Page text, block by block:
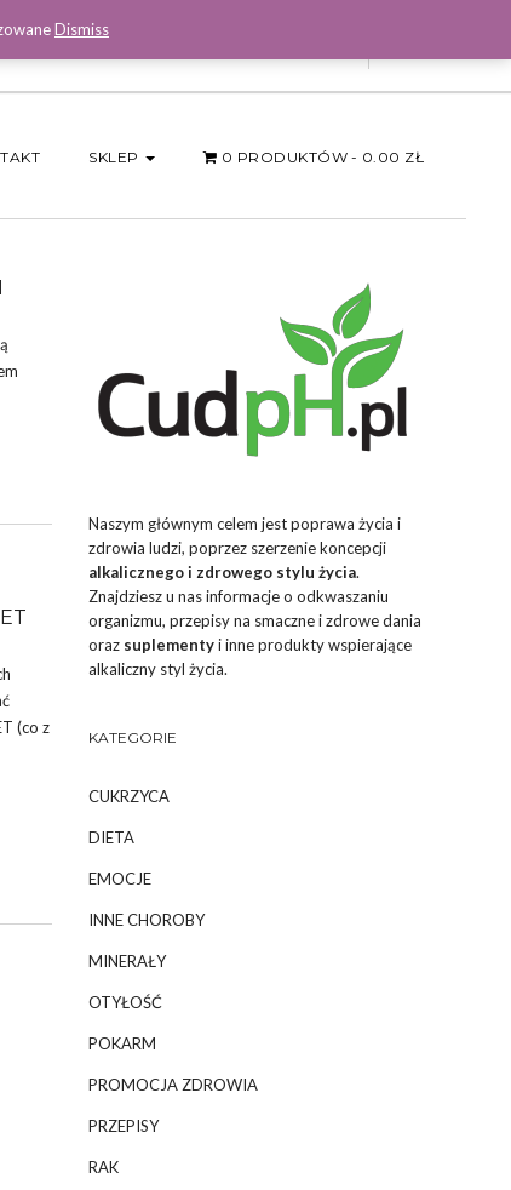
SKLEP 0 PRODUKTÓW 0.00 ZŁ
(co z
Naszym głównym celem jest poprawa życia i
zdrowia ludzi, poprzez szerzenie koncepcji
alkalicznego i zdrowego stylu życia.
Znajdziesz u nas informacje o odkwaszaniu
organizmu, przepisy na smaczne i zdrowe dania
oraz suplementyi inne produkty wspierające
alkaliczny styl życia.
KATEGORIE
CUKRZYCA
DIETA
EMOCJE
INNE CHOROBY
MINERAŁY
OTYŁOŚĆ
POKARM
PROMOCJA ZDROWIA
PRZEPISY
RAK
Dismiss